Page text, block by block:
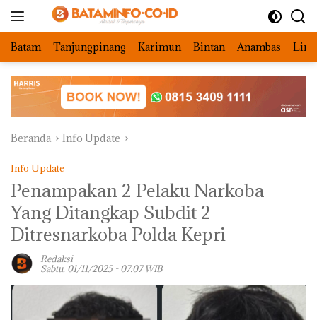
Batam Tanjungpinang Karimun Bintan Anambas
Beranda Info Update
Info Update
Penampakan 2 Pelaku Narkoba
Yang Ditangkap Subdit 2
Ditresnarkoba Polda Kepri
Redaksi
Sabtu, 01/11/2025 - 07:07 WIB